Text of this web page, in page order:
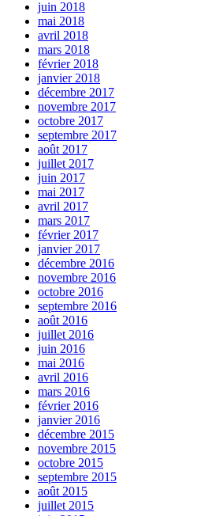
juin 2018
mai 2018
avril 2018
mars 2018
février 2018
janvier 2018
décembre 2017
novembre 2017
octobre 2017
septembre 2017
août 2017
juillet 2017
juin 2017
mai 2017
avril 2017
mars 2017
février 2017
janvier 2017
décembre 2016
novembre 2016
octobre 2016
septembre 2016
août 2016
juillet 2016
juin 2016
mai 2016
avril 2016
mars 2016
février 2016
janvier 2016
décembre 2015
novembre 2015
octobre 2015
septembre 2015
août 2015
juillet 2015